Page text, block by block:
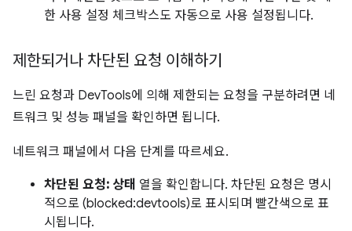
한 사용 설정 체크박스도 자동으로 사용 설정됩니다.
제한되거나 차단된 요청 이해하기
느린 요청과 DevTools에 의해 제한되는 요청을 구분하려면 네
트워크 및 성능 패널을 확인하면 됩니다.
네트워크 패널에서 다음 단계를 따르세요.
차단된 요청: 상태 열을 확인합니다. 차단된 요청은 명시
적으로 (blocked:devtools)로 표시되며 빨간색으로 표
시됩니다.